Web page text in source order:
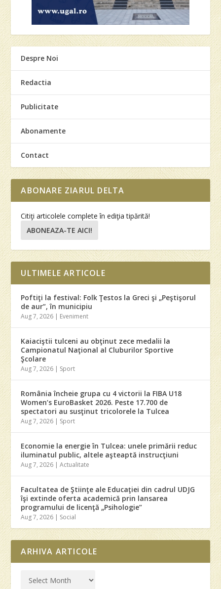
Despre Noi
Redactia
Publicitate
Abonamente
Contact
ABONARE ZIARUL DELTA
Citiţi articolele complete în ediţia tipărită!
ABONEAZA-TE AICI!
ULTIMELE ARTICOLE
Poftiţi la festival: Folk Ţestos la Greci şi „Peştişorul
de aur”, în municipiu
Aug 7, 2026 | Eveniment
Kaiaciştii tulceni au obţinut zece medalii la
Campionatul Naţional al Cluburilor Sportive
Şcolare
Aug 7, 2026 | Sport
România încheie grupa cu 4 victorii la FIBA U18
Women’s EuroBasket 2026. Peste 17.700 de
spectatori au susţinut tricolorele la Tulcea
Aug 7, 2026 | Sport
Economie la energie în Tulcea: unele primării reduc
iluminatul public, altele aşteaptă instrucţiuni
Aug 7, 2026 |Actualitate
Facultatea de Ştiinţe ale Educaţiei din cadrul UDJG
îşi extinde oferta academică prin lansarea
programului de licenţă „Psihologie”
Aug 7, 2026 | Social
ARHIVA ARTICOLE